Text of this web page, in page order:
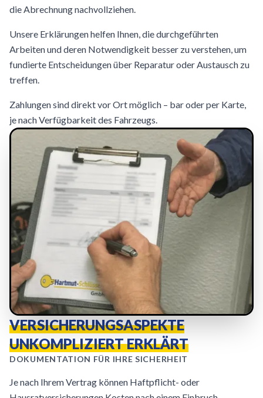
die Abrechnung nachvollziehen.
Unsere Erklärungen helfen Ihnen, die durchgeführten
Arbeiten und deren Notwendigkeit besser zu verstehen, um
fundierte Entscheidungen über Reparatur oder Austausch zu
treffen.
Zahlungen sind direkt vor Ort möglich – bar oder per Karte,
je nach Verfügbarkeit des Fahrzeugs.
VERSICHERUNGSASPEKTE
UNKOMPLIZIERT ERKLÄRT
DOKUMENTATION FÜR IHRE SICHERHEIT
Je nach Ihrem Vertrag können Haftpflicht- oder